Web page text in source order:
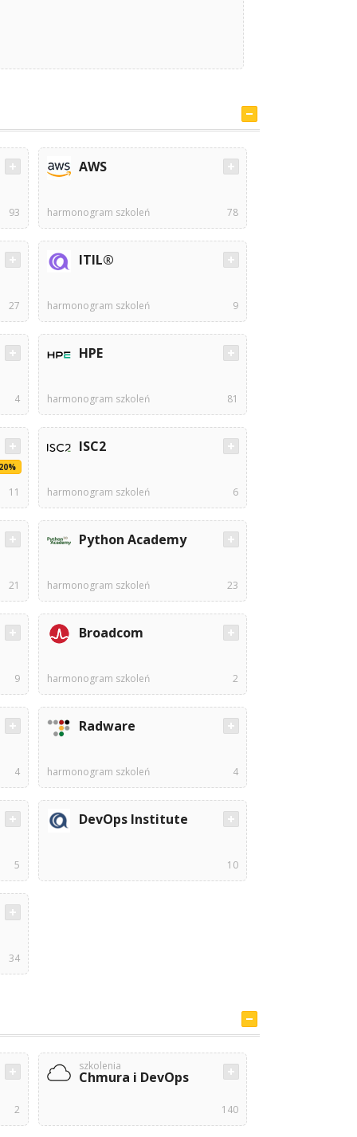
93
AWS
harmonogram szkoleń 78
27
ITIL®
harmonogram szkoleń 9
4
HPE
harmonogram szkoleń 81
11
ISC2
harmonogram szkoleń 6
21
Python Academy
harmonogram szkoleń 23
9
Broadcom
harmonogram szkoleń 2
4
Radware
harmonogram szkoleń 4
5
DevOps Institute
10
34
2
szkolenia
Chmura i DevOps
140